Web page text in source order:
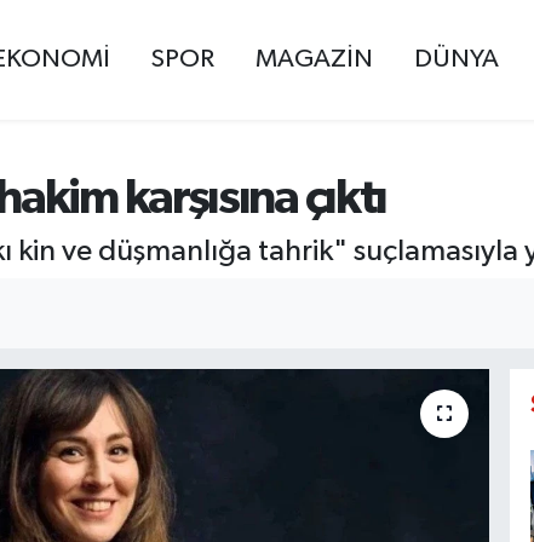
SPOR MAGAZİN DÜNYA
karşısına çıktı
ve düşmanlığa tahrik" suçlamasıyla